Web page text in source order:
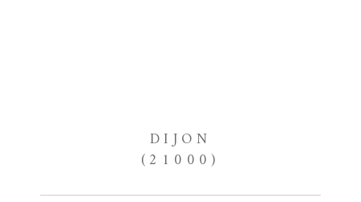
DIJON
(21000)